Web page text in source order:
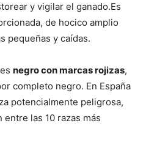
Perros
y vigilar el ganado.Es
de hocico amplio
pequeñas y caídas.
negro con marcas rojizas,
completo negro. En España
potencialmente peligrosa,
las 10 razas más